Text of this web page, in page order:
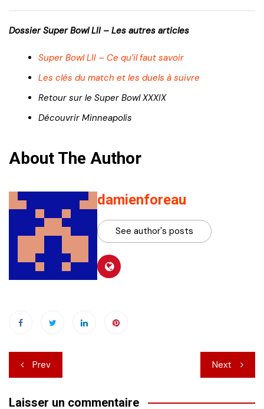
Dossier Super Bowl LII – Les autres articles
Super Bowl LII – Ce qu’il faut savoir
Les clés du match et les duels à suivre
Retour sur le Super Bowl XXXIX
Découvrir Minneapolis
About The Author
damienforeau
See author's posts
Navigation
de
Prev Next
Laisser un commentaire